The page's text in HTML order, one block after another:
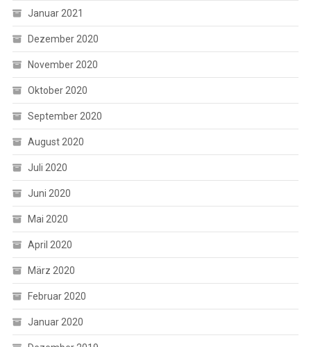
Januar 2021
Dezember 2020
November 2020
Oktober 2020
September 2020
August 2020
Juli 2020
Juni 2020
Mai 2020
April 2020
März 2020
Februar 2020
Januar 2020